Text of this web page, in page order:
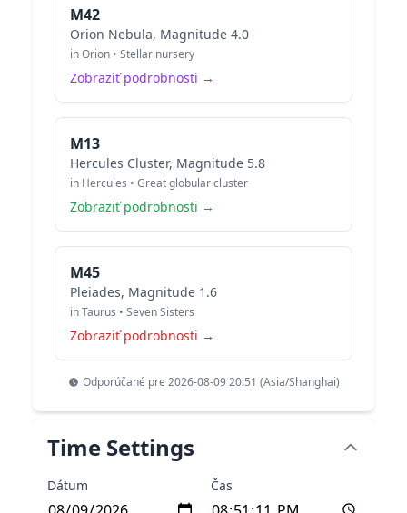
M42
Orion Nebula, Magnitude 4.0
in Orion • Stellar nursery
Zobraziť podrobnosti →
M13
Hercules Cluster, Magnitude 5.8
in Hercules • Great globular cluster
Zobraziť podrobnosti →
M45
Pleiades, Magnitude 1.6
in Taurus • Seven Sisters
Zobraziť podrobnosti →
Odporúčané pre 2026-08-09 20:51 (Asia/Shanghai)
Time Settings
Dátum Čas